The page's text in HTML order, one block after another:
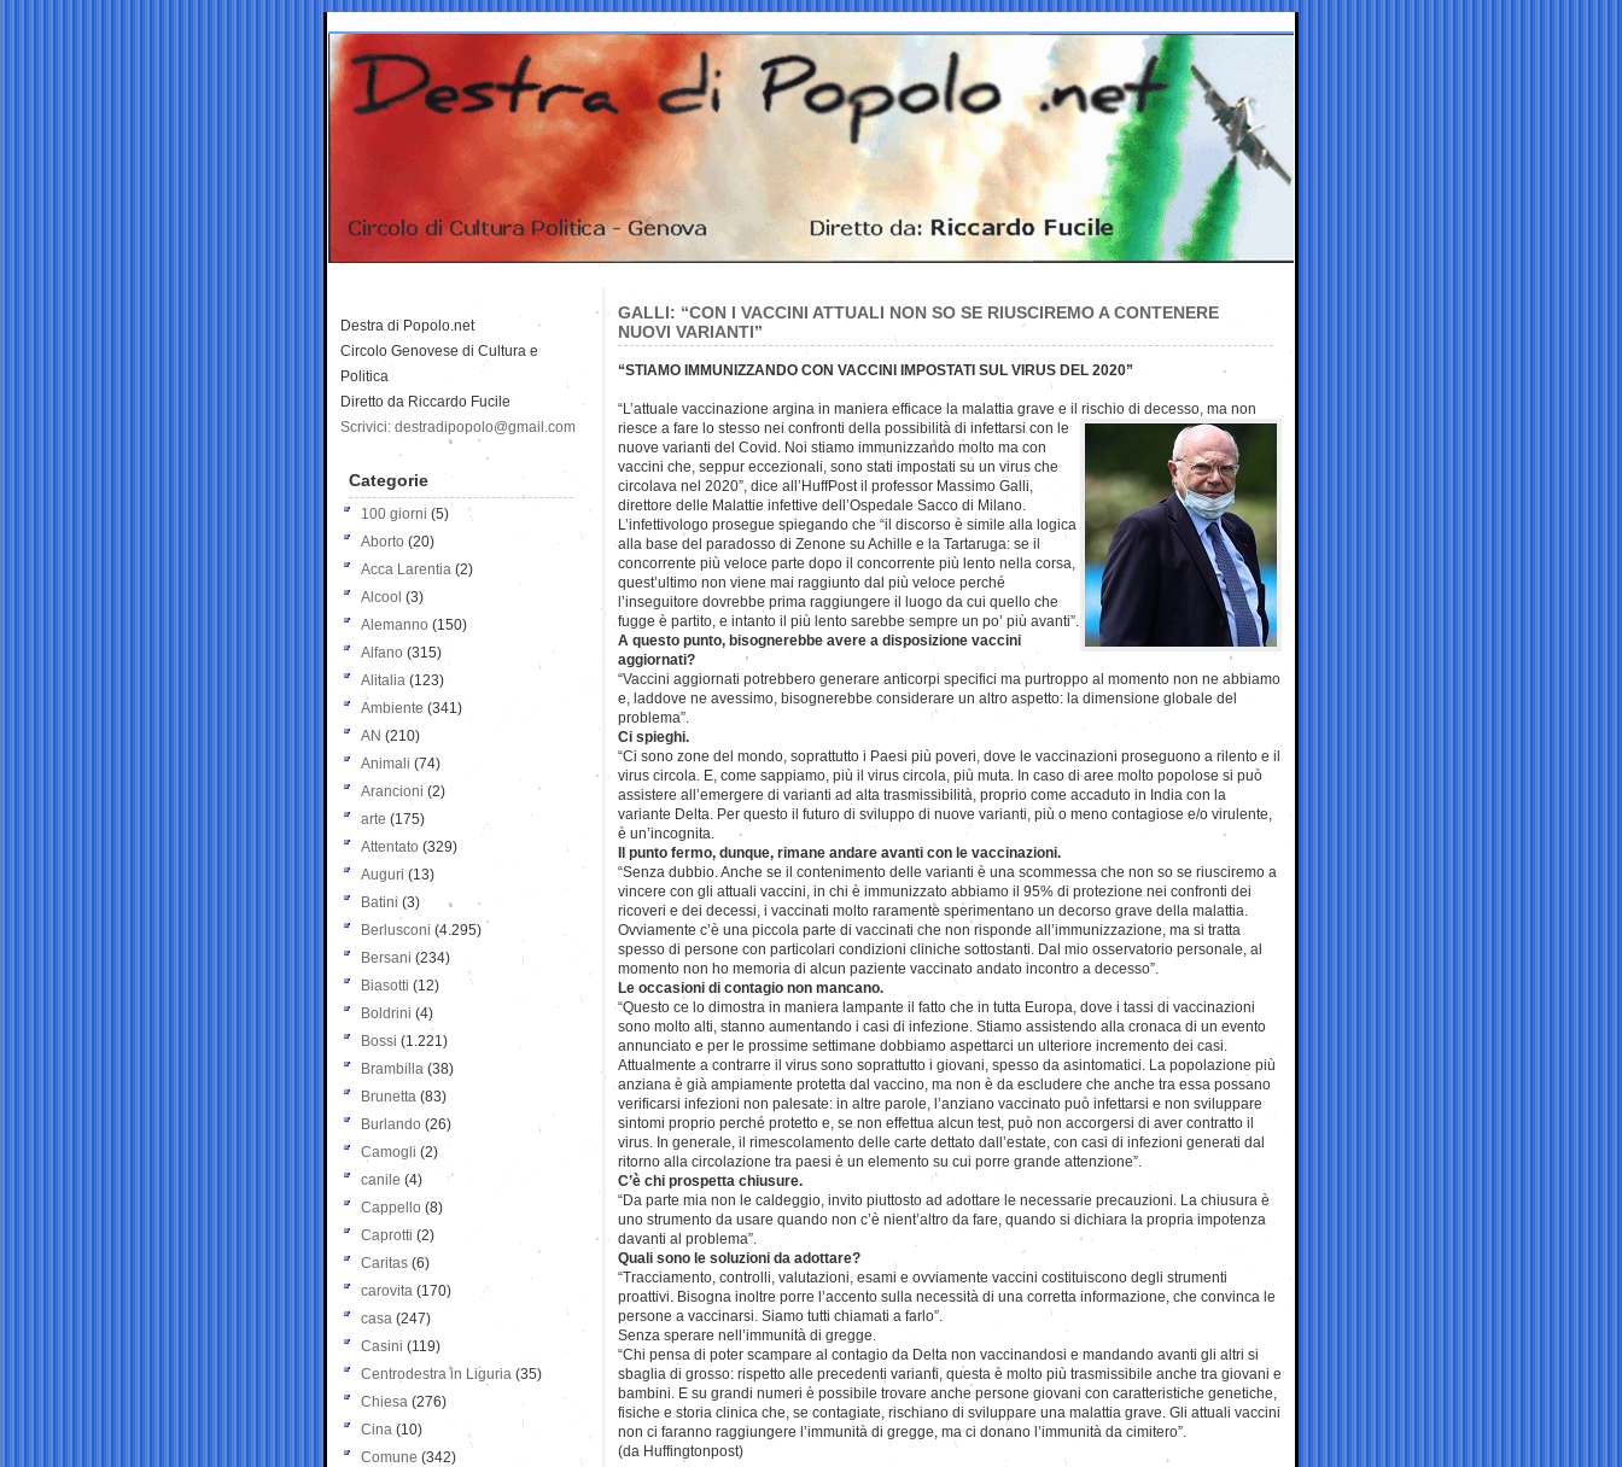
GALLI: “CON I VACCINI ATTUALI NON SO SE RIUSCIREMO A CONTENERE
NUOVI VARIANTI”
“STIAMO IMMUNIZZANDO CON VACCINI IMPOSTATI SUL VIRUS DEL 2020”
“L’attuale vaccinazione argina in maniera efficace la malattia grave e il rischio di decesso, ma non
riesce a fare lo stesso nei confronti della possibilità di infettarsi con le
nuove varianti del Covid. Noi stiamo immunizzando molto ma con
vaccini che, seppur eccezionali, sono stati impostati su un virus che
circolava nel 2020”, dice all’HuffPost il professor Massimo Galli,
direttore delle Malattie infettive dell’Ospedale Sacco di Milano.
L’infettivologo prosegue spiegando che “il discorso è simile alla logica
alla base del paradosso di Zenone su Achille e la Tartaruga: se il
concorrente più veloce parte dopo il concorrente più lento nella corsa,
quest’ultimo non viene mai raggiunto dal più veloce perché
l’inseguitore dovrebbe prima raggiungere il luogo da cui quello che
fugge è partito, e intanto il più lento sarebbe sempre un po’ più avanti”.
A questo punto, bisognerebbe avere a disposizione vaccini
aggiornati?
“Vaccini aggiornati potrebbero generare anticorpi specifici ma purtroppo al momento non ne abbiamo
e, laddove ne avessimo, bisognerebbe considerare un altro aspetto: la dimensione globale del
problema”.
Ci spieghi.
“Ci sono zone del mondo, soprattutto i Paesi più poveri, dove le vaccinazioni proseguono a rilento e il
virus circola. E, come sappiamo, più il virus circola, più muta. In caso di aree molto popolose si può
assistere all’emergere di varianti ad alta trasmissibilità, proprio come accaduto in India con la
variante Delta. Per questo il futuro di sviluppo di nuove varianti, più o meno contagiose e/o virulente,
è un’incognita.
Il punto fermo, dunque, rimane andare avanti con le vaccinazioni.
“Senza dubbio. Anche se il contenimento delle varianti è una scommessa che non so se riusciremo a
vincere con gli attuali vaccini, in chi è immunizzato abbiamo il 95% di protezione nei confronti dei
ricoveri e dei decessi, i vaccinati molto raramente sperimentano un decorso grave della malattia.
Ovviamente c’è una piccola parte di vaccinati che non risponde all’immunizzazione, ma si tratta
spesso di persone con particolari condizioni cliniche sottostanti. Dal mio osservatorio personale, al
momento non ho memoria di alcun paziente vaccinato andato incontro a decesso”.
Le occasioni di contagio non mancano.
“Questo ce lo dimostra in maniera lampante il fatto che in tutta Europa, dove i tassi di vaccinazioni
sono molto alti, stanno aumentando i casi di infezione. Stiamo assistendo alla cronaca di un evento
annunciato e per le prossime settimane dobbiamo aspettarci un ulteriore incremento dei casi.
Attualmente a contrarre il virus sono soprattutto i giovani, spesso da asintomatici. La popolazione più
anziana è già ampiamente protetta dal vaccino, ma non è da escludere che anche tra essa possano
verificarsi infezioni non palesate: in altre parole, l’anziano vaccinato può infettarsi e non sviluppare
sintomi proprio perché protetto e, se non effettua alcun test, può non accorgersi di aver contratto il
virus. In generale, il rimescolamento delle carte dettato dall’estate, con casi di infezioni generati dal
ritorno alla circolazione tra paesi è un elemento su cui porre grande attenzione”.
C’è chi prospetta chiusure.
“Da parte mia non le caldeggio, invito piuttosto ad adottare le necessarie precauzioni. La chiusura è
uno strumento da usare quando non c’è nient’altro da fare, quando si dichiara la propria impotenza
davanti al problema”.
Quali sono le soluzioni da adottare?
“Tracciamento, controlli, valutazioni, esami e ovviamente vaccini costituiscono degli strumenti
proattivi. Bisogna inoltre porre l’accento sulla necessità di una corretta informazione, che convinca le
persone a vaccinarsi. Siamo tutti chiamati a farlo”.
Senza sperare nell’immunità di gregge.
“Chi pensa di poter scampare al contagio da Delta non vaccinandosi e mandando avanti gli altri si
sbaglia di grosso: rispetto alle precedenti varianti, questa è molto più trasmissibile anche tra giovani e
bambini. E su grandi numeri è possibile trovare anche persone giovani con caratteristiche genetiche,
fisiche e storia clinica che, se contagiate, rischiano di sviluppare una malattia grave. Gli attuali vaccini
non ci faranno raggiungere l’immunità di gregge, ma ci donano l’immunità da cimitero”.
(da Huffingtonpost)
Destra di Popolo.net
Circolo Genovese di Cultura e
Politica
Diretto da Riccardo Fucile
Scrivici: destradipopolo@gmail.com
Categorie
100 giorni (5)
Aborto (20)
Acca Larentia (2)
Alcool (3)
Alemanno (150)
Alfano (315)
Alitalia (123)
Ambiente (341)
AN (210)
Animali (74)
Arancioni (2)
arte (175)
Attentato (329)
Auguri (13)
Batini (3)
Berlusconi (4.295)
Bersani (234)
Biasotti (12)
Boldrini (4)
Bossi (1.221)
Brambilla (38)
Brunetta (83)
Burlando (26)
Camogli (2)
canile (4)
Cappello (8)
Caprotti (2)
Caritas (6)
carovita (170)
casa (247)
Casini (119)
Centrodestra in Liguria (35)
Chiesa (276)
Cina (10)
Comune (342)